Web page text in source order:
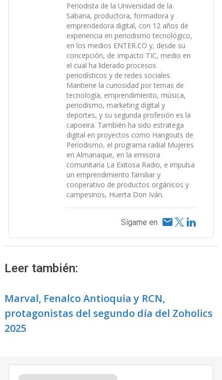
Periodista de la Universidad de la
Sabana, productora, formadora y
emprendedora digital, con 12 años de
experiencia en periodismo tecnológico,
en los medios ENTER.CO y, desde su
concepción, de Impacto TIC, medio en
el cual ha liderado procesos
periodísticos y de redes sociales.
Mantiene la curiosidad por temas de
tecnología, emprendimiento, música,
periodismo, marketing digital y
deportes, y su segunda profesión es la
capoeira. También ha sido estratega
digital en proyectos como Hangouts de
Periodismo, el programa radial Mujeres
en Almanaque, en la emisora
comunitaria La Exitosa Radio, e impulsa
un emprendimiento familiar y
cooperativo de productos orgánicos y
campesinos, Huerta Don Iván.
Sígame en
Leer también:
Marval, Fenalco Antioquia y RCN,
protagonistas del segundo día del Zoholics
2025